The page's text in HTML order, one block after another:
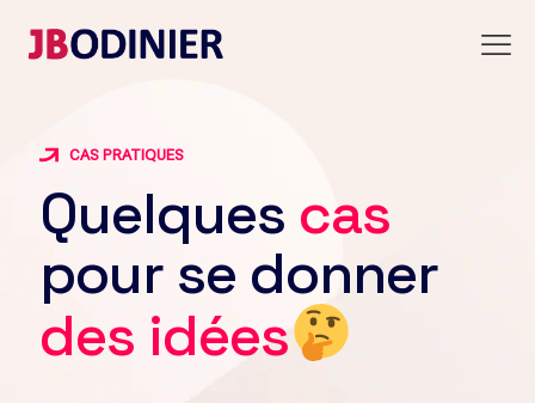
CAS PRATIQUES
Quelques cas
pour se donner
des idées